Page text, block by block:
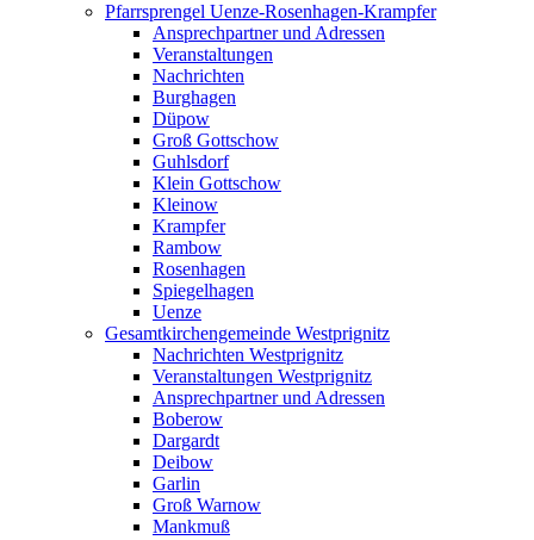
Pfarrsprengel Uenze-Rosenhagen-Krampfer
Ansprechpartner und Adressen
Veranstaltungen
Nachrichten
Burghagen
Düpow
Groß Gottschow
Guhlsdorf
Klein Gottschow
Kleinow
Krampfer
Rambow
Rosenhagen
Spiegelhagen
Uenze
Gesamtkirchengemeinde Westprignitz
Nachrichten Westprignitz
Veranstaltungen Westprignitz
Ansprechpartner und Adressen
Boberow
Dargardt
Deibow
Garlin
Groß Warnow
Mankmuß